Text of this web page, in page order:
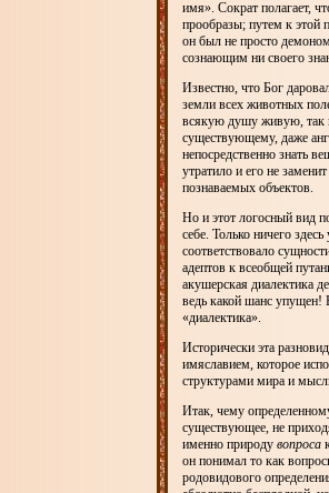
имя». Сократ полагает,
прообразы; путем к этой
он был не просто
сознающим ни своего
Известно, что Бог
земли всех животных
всякую душу живую, так
существующему, даже
непосредственно знать
утратило и его не
познаваемых объектов.
Но и этот логосный вид
себе. Только ничего
соответствовало
адептов к всеобщей
акушерская диалектика
ведь какой шанс упущен!
«диалектика».
Исторически эта
имяславием, которое
структурами мира и
Итак, чему
существующее, не
именно природу вопроса
он понимал то как
родовидового